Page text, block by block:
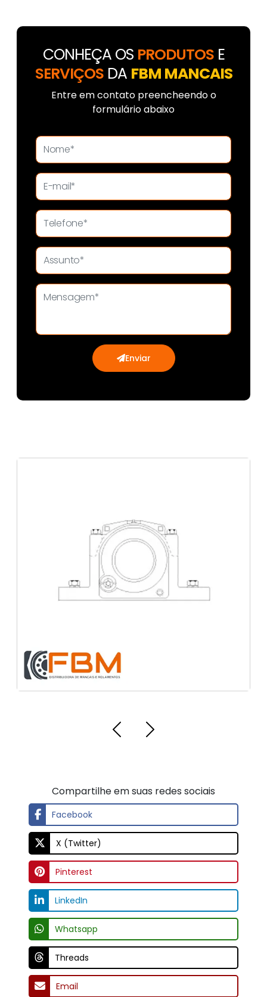
CONHEÇA OS PRODUTOSE
SERVIÇOSDA FBM MANCAIS
Entre em contato preencheendo o
formulário abaixo
Enviar
Rolamento para uso ferroviário
Distribuidor de Rolamentos de alta
Compartilhe em suas redes sociais
Facebook
X (Twitter)
Pinterest
LinkedIn
Whatsapp
Threads
Email